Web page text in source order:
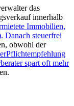
das
innerhalb
Immobilien,
Danach steuerfrei
obwohl der
Pflichtempfehlung
spart oft mehr